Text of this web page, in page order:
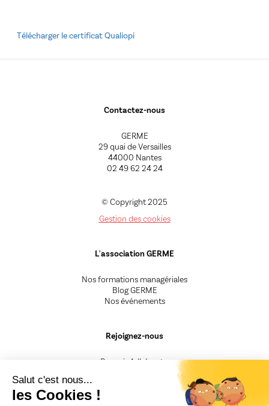
Salut c'est nous...
les Cookies !
Télécharger le certificat Qualiopi
Contactez-nous
GERME
29 quai de Versailles
44000 Nantes
02 49 62 24 24
© Copyright 2025
Gestion des cookies
L'association GERME
Nos formations managériales
Blog GERME
Nos événements
Rejoignez-nous
Devenir Adhérent.e
Besoin d'un renseignement